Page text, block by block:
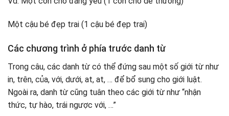
Một cậu bé đẹp trai (1 cậu bé đẹp trai)
Các chương trình ở phía trước danh từ
Trong câu, các danh từ có thể đứng sau một số giới từ như
in, trên, của, với, dưới, at, at, … để bổ sung cho giới luật.
Ngoài ra, danh từ cũng tuân theo các giới từ như “nhận
thức, tự hào, trái ngược với, …”